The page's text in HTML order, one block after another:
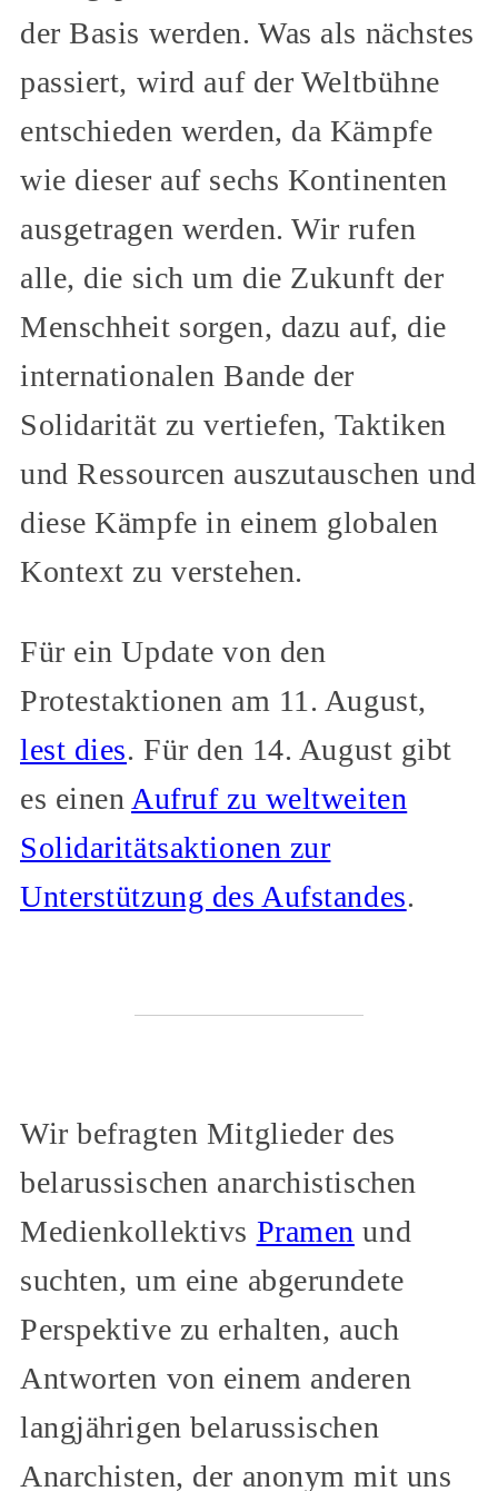
der Basis werden. Was als nächstes
passiert, wird auf der Weltbühne
entschieden werden, da Kämpfe
wie dieser auf sechs Kontinenten
ausgetragen werden. Wir rufen
alle, die sich um die Zukunft der
Menschheit sorgen, dazu auf, die
internationalen Bande der
Solidarität zu vertiefen, Taktiken
und Ressourcen auszutauschen und
diese Kämpfe in einem globalen
Kontext zu verstehen.
Für ein Update von den
Protestaktionen am 11. August,
lest dies. Für den 14. August gibt
es einen Aufruf zu weltweiten
Solidaritätsaktionen zur
Unterstützung des Aufstandes.
Wir befragten Mitglieder des
belarussischen anarchistischen
Medienkollektivs Pramen und
suchten, um eine abgerundete
Perspektive zu erhalten, auch
Antworten von einem anderen
langjährigen belarussischen
Anarchisten, der anonym mit uns